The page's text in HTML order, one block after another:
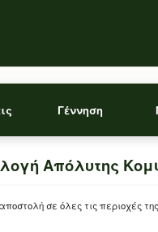
Γέννηση
Απόλυτης
σε όλες τις περιοχές